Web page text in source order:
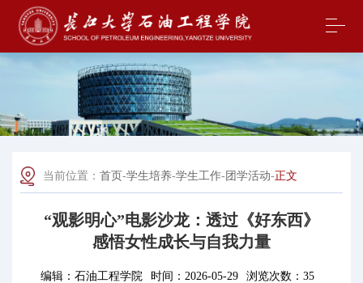
当前位置： 首页-学生培养-学生工作- 团学活动-正文
“观影明心”电影沙龙：透过《好东西》
感悟女性成长与自我力量
编辑： 石油工程学院 时间： 2026-05-29 浏览次数： 35